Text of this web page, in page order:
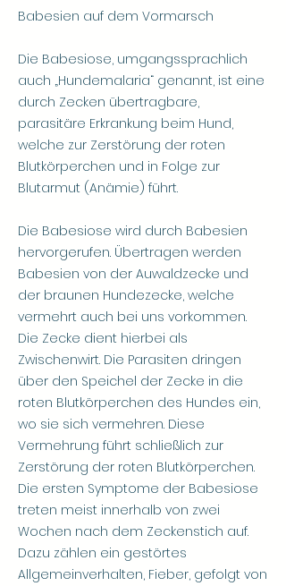
Babesien auf dem Vormarsch
Die Babesiose, umgangssprachlich
auch „Hundemalaria“ genannt, ist eine
durch Zecken übertragbare,
parasitäre Erkrankung beim Hund,
welche zur Zerstörung der roten
Blutkörperchen und in Folge zur
Blutarmut (Anämie) führt.
Die Babesiose wird durch Babesien
hervorgerufen. Übertragen werden
Babesien von der Auwaldzecke und
der braunen Hundezecke, welche
vermehrt auch bei uns vorkommen.
Die Zecke dient hierbei als
Zwischenwirt. Die Parasiten dringen
über den Speichel der Zecke in die
roten Blutkörperchen des Hundes ein,
wo sie sich vermehren. Diese
Vermehrung führt schließlich zur
Zerstörung der roten Blutkörperchen.
Die ersten Symptome der Babesiose
treten meist innerhalb von zwei
Wochen nach dem Zeckenstich auf.
Dazu zählen ein gestörtes
Allgemeinverhalten, Fieber, gefolgt von